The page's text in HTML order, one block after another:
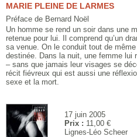
17 juin 2005
Prix : 11,00 €
Lignes-Léo Scheer
MARIE PLEINE DE LARMES
Préface de Bernard Noël
Un homme se rend un soir dans une
retenue pour lui. Il comprend qu’un
sa venue. On le conduit tout de
destinée. Dans la nuit, une femme lui
– sans que jamais leur visages se
récit fiévreux qui est aussi une
sexe et la mort.